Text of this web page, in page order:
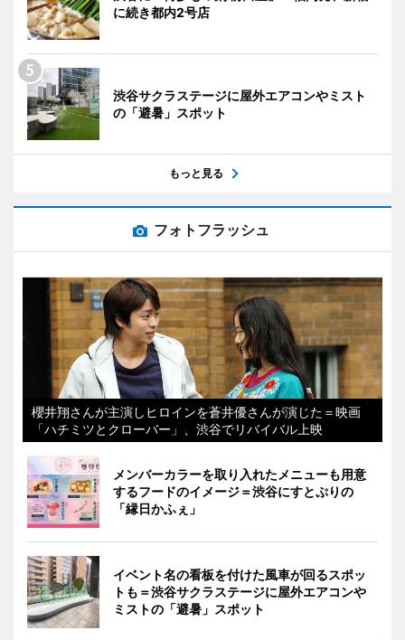
に続き都内2号店
渋谷サクラステージに屋外エアコンやミスト
の「避暑」スポット
もっと見る
フォトフラッシュ
櫻井翔さんが主演しヒロインを蒼井優さんが演じた＝映画
「ハチミツとクローバー」、渋谷でリバイバル上映
メンバーカラーを取り入れたメニューも用意
するフードのイメージ＝渋谷にすとぷりの
「縁日かふぇ」
イベント名の看板を付けた風車が回るスポッ
トも＝渋谷サクラステージに屋外エアコンや
ミストの「避暑」スポット